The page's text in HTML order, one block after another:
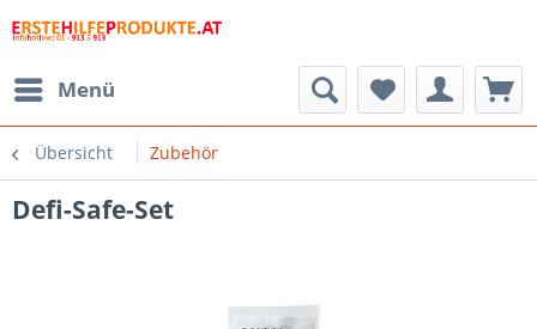
Menü
Übersicht Zubehör
Defi-Safe-Set